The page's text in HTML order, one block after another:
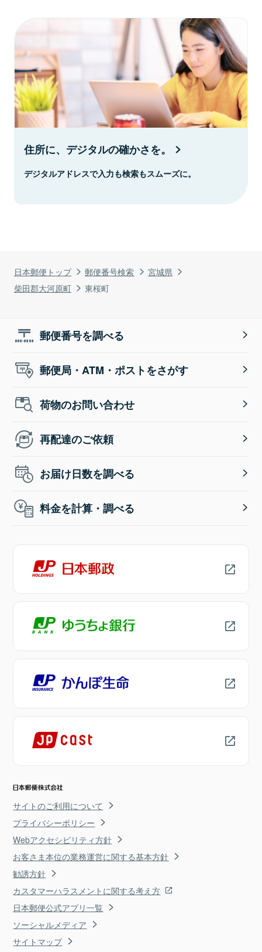
日本郵便トップ 郵便番号検索
宮城県
柴田郡大河原町
東桜町
住所に、デジタルの確かさを。
デジタルアドレスで入力も検索もスムーズに。
郵便番号を調べる
郵便局・ATM・ポストをさがす
荷物のお問い合わせ
再配達のご依頼
お届け日数を調べる
料金を計算・調べる
サイトのご利用について
プライバシーポリシー
Webアクセシビリティ方針
お客さま本位の業務運営に関する基本方針
勧誘方針
カスタマーハラスメントに関する考え方
日本郵便公式アプリ一覧
ソーシャルメディア
サイトマップ